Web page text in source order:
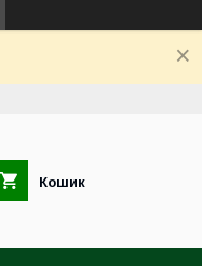
Кошик